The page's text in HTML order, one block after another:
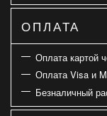
ОПЛАТА
Оплата картой
Оплата Visa и
Безналичный